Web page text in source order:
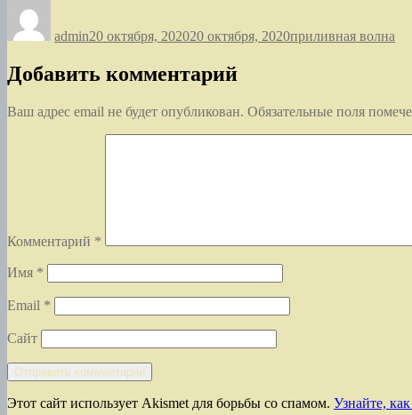
admin20 октября, 202020 октября, 2020приливная волна
Добавить комментарий
Ваш адрес email не будет опубликован. Обязательные поля
Комментарий *
Имя *
Email *
Сайт
Этот сайт использует Akismet для борьбы со спамом. Узнайте,